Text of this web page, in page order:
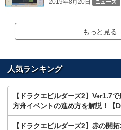
2019年8月20日 ニュース
もっと見る
人気ランキング
【ドラクエビルダーズ2】Ver1.7
方舟イベントの進め方を解説！【
【ドラクエビルダーズ2】赤の開